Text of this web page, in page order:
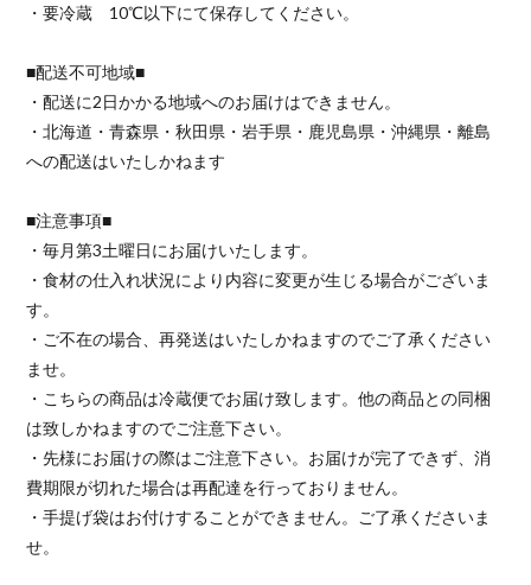
・要冷蔵 10℃以下にて保存してください。
■配送不可地域■
・配送に2日かかる地域へのお届けはできません。
・北海道・青森県・秋田県・岩手県・鹿児島県・沖縄県・離島
への配送はいたしかねます
■注意事項■
・毎月第3土曜日にお届けいたします。
・食材の仕入れ状況により内容に変更が生じる場合がございま
す。
・ご不在の場合、再発送はいたしかねますのでご了承ください
ませ。
・こちらの商品は冷蔵便でお届け致します。他の商品との同梱
は致しかねますのでご注意下さい。
・先様にお届けの際はご注意下さい。お届けが完了できず、消
費期限が切れた場合は再配達を行っておりません。
・手提げ袋はお付けすることができません。ご了承くださいま
せ。